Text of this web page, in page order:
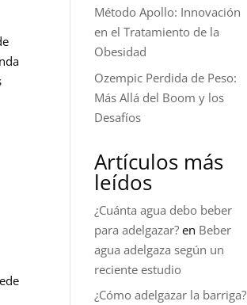
Método Apollo: Innovación
en el Tratamiento de la
Obesidad
Ozempic Perdida de Peso:
Más Allá del Boom y los
Desafíos
Artículos más
leídos
¿Cuánta agua debo beber
para adelgazar? en Beber
agua adelgaza según un
reciente estudio
¿Cómo adelgazar la barriga?